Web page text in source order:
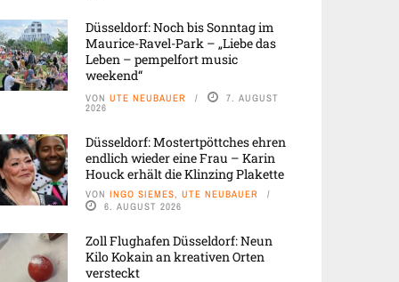
Düsseldorf: Noch bis Sonntag im
Maurice-Ravel-Park – „Liebe das
Leben – pempelfort music
weekend“
VON UTE NEUBAUER 7. AUGUST
2026
Düsseldorf: Mostertpöttches ehren
endlich wieder eine Frau – Karin
Houck erhält die Klinzing Plakette
VON INGO SIEMES, UTE NEUBAUER
6. AUGUST 2026
Zoll Flughafen Düsseldorf: Neun
Kilo Kokain an kreativen Orten
versteckt